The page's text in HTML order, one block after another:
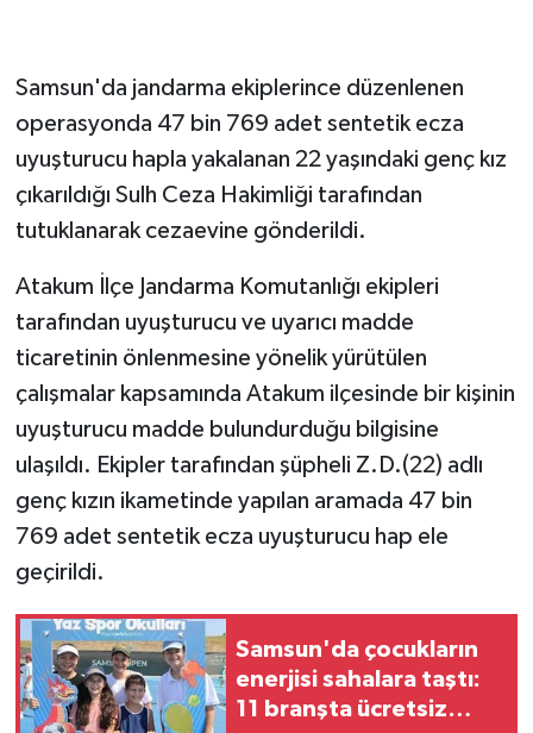
Samsun'da jandarma ekiplerince düzenlenen
operasyonda 47 bin 769 adet sentetik ecza
uyuşturucu hapla yakalanan 22 yaşındaki genç kız
çıkarıldığı Sulh Ceza Hakimliği tarafından
tutuklanarak cezaevine gönderildi.
Atakum İlçe Jandarma Komutanlığı ekipleri
tarafından uyuşturucu ve uyarıcı madde
ticaretinin önlenmesine yönelik yürütülen
çalışmalar kapsamında Atakum ilçesinde bir kişinin
uyuşturucu madde bulundurduğu bilgisine
ulaşıldı. Ekipler tarafından şüpheli Z.D.(22) adlı
genç kızın ikametinde yapılan aramada 47 bin
769 adet sentetik ecza uyuşturucu hap ele
geçirildi.
Samsun'da çocukların
enerjisi sahalara taştı:
11 branşta ücretsiz
GENEL
GÜNDEM
HABERDE İNSAN
İNSAN
İş Dünyası
Jandarma
KÜLTÜR SANAT
MAGAZİN
Otomobil